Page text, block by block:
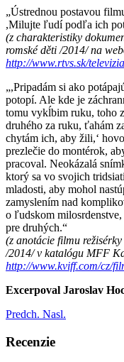
„Ústrednou postavou
,Milujte ľudí podľa ich
(z charakteristiky
romské děti /2014/ na
http://www.rtvs.sk/
„,Pripadám si ako
potopí. Ale kde je
tomu vykĺbim ruku, toho
druhého za ruku, ťahám
chytám ich, aby žili,‘
prezlečie do montérok,
pracoval. Neokázalá
ktorý sa vo svojich
mladosti, aby mohol
zamyslením nad
o ľudskom
pre druhých.“
(z anotácie filmu
/2014/ v katalógu MFF
http://www.kviff.com/cz/
Excerpoval Jaroslav
Predch. Nasl.
Recenzie